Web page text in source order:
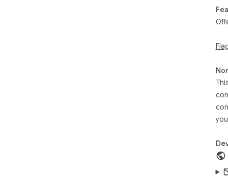
5.
6.
7.
签
藏
时
随
论
网
至
主